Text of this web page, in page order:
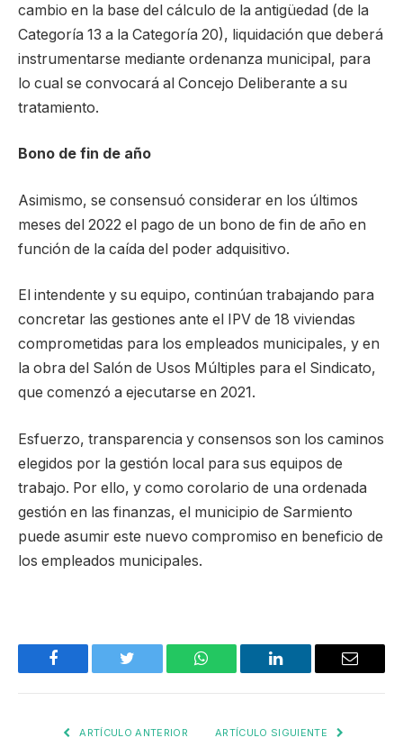
cambio en la base del cálculo de la antigüedad (de la
Categoría 13 a la Categoría 20), liquidación que deberá
instrumentarse mediante ordenanza municipal, para
lo cual se convocará al Concejo Deliberante a su
tratamiento.
Bono de fin de año
Asimismo, se consensuó considerar en los últimos
meses del 2022 el pago de un bono de fin de año en
función de la caída del poder adquisitivo.
El intendente y su equipo, continúan trabajando para
concretar las gestiones ante el IPV de 18 viviendas
comprometidas para los empleados municipales, y en
la obra del Salón de Usos Múltiples para el Sindicato,
que comenzó a ejecutarse en 2021.
Esfuerzo, transparencia y consensos son los caminos
elegidos por la gestión local para sus equipos de
trabajo. Por ello, y como corolario de una ordenada
gestión en las finanzas, el municipio de Sarmiento
puede asumir este nuevo compromiso en beneficio de
los empleados municipales.
Facebook Twitter WhatsApp LinkedIn Email
ARTÍCULO ANTERIOR ARTÍCULO SIGUIENTE